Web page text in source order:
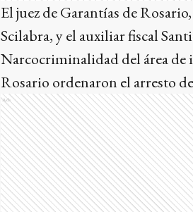
El juez de Garantías de
Scilabra, y el auxiliar fiscal
Narcocriminalidad del área de
Rosario ordenaron el arresto
Ads